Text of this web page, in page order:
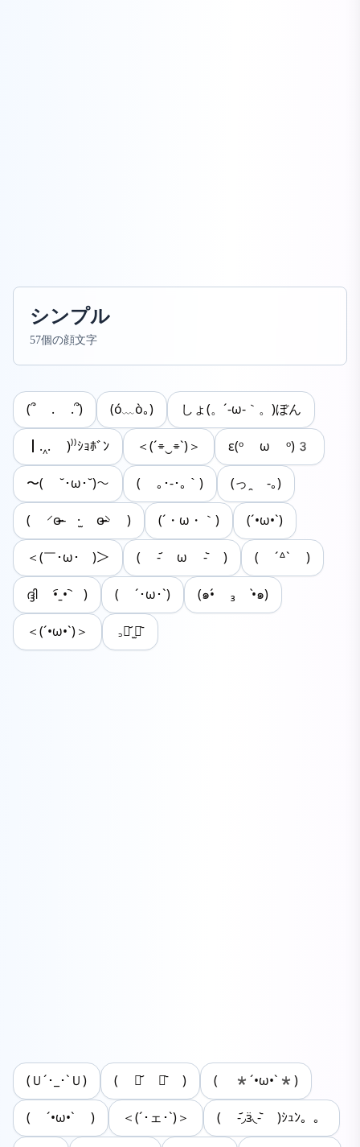
シンプル
57個の顔文字
(՞ . .՞) (ó﹏ò｡) しょ(。´-ω-｀。)ぼん
┃.‸. )⁾⁾ｼｮﾎﾞﾝ ＜(´⌯‿⌯`)＞ ε(ᵒ ω ᵒ)3
〜( ˘･ω･˘)〜 ( ｡･-･｡｀) (っ ̯ -｡)
( ⸍ɞ̴̶̷ ·̫ ɞ̴̶̷⸌ ) (´・ω・｀) (´•ω•`)
＜(￣･ω･￣)＞ ( -᷄ ω -᷅ ) ( ´ᐞ` )
ദ്ദി •︠ˍ•︡ ) ( ´･ω･`) (๑•́ ₃ •̀๑)
＜(´•ω•`)＞ ꜆⌯᷄ ̫⌯᷅
(Ｕ´･_･`Ｕ) ( ･᷄ ･᷅ ) ( *´•ω•`*)
( ´•ω•` ) ＜(´･ェ･`)＞ ( -᷄◞ӟ◟-᷅ )ｼｭﾝ。。